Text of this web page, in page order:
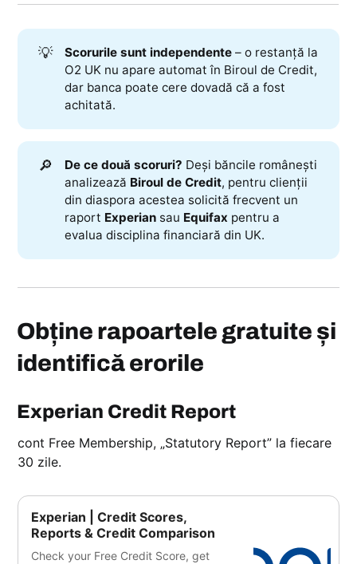
💡 Scorurile sunt independente– o restanță la
O2 UK nu apare automat în Biroul de Credit,
dar banca poate cere dovadă că a fost
achitată.
🔎 De ce două scoruri? Deși băncile românești
analizează Biroul de Credit, pentru clienții
din diaspora acestea solicită frecvent un
raport Experiansau Equifax pentru a
evalua disciplina financiară din UK.
Obține rapoartele gratuite și
identifică erorile
Experian Credit Report
cont Free Membership, „Statutory Report” la fiecare
30 zile.
Experian | Credit Scores,
Reports & Credit Comparison
Check your Free Credit Score, get